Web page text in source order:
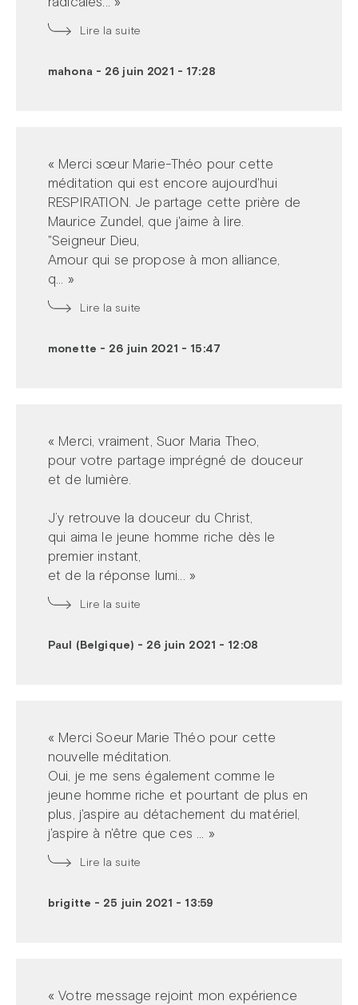
Lire la suite
mahona - 26 juin 2021 - 17:28
« Merci sœur Marie-Théo pour cette
méditation qui est encore aujourd'hui
RESPIRATION. Je partage cette prière de
Maurice Zundel, que j'aime à lire.
"Seigneur Dieu,
Amour qui se propose à mon alliance,
q... »
Lire la suite
monette - 26 juin 2021 - 15:47
« Merci, vraiment, Suor Maria Theo,
pour votre partage imprégné de douceur
et de lumière.
J’y retrouve la douceur du Christ,
qui aima le jeune homme riche dès le
premier instant,
et de la réponse lumi... »
Lire la suite
Paul (Belgique) - 26 juin 2021 - 12:08
« Merci Soeur Marie Théo pour cette
nouvelle méditation.
Oui, je me sens également comme le
jeune homme riche et pourtant de plus en
plus, j'aspire au détachement du matériel,
j'aspire à n'être que ces ... »
Lire la suite
brigitte - 25 juin 2021 - 13:59
« Votre message rejoint mon expérience